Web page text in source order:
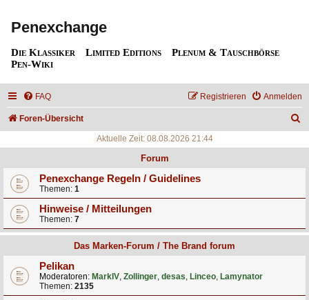
Penexchange
Die Klassiker Limited Editions
Plenum & Tauschbörse
Pen-Wiki
FAQ Anmelden
Registrieren
Foren-Übersicht
Aktuelle Zeit: 08.08.2026 21:44
Forum
Penexchange Regeln / Guidelines
Themen: 1
Hinweise / Mitteilungen
Themen: 7
Das Marken-Forum / The Brand forum
Pelikan
Moderatoren: MarkIV, Zollinger, desas, Linceo, Lamynator
Themen: 2135